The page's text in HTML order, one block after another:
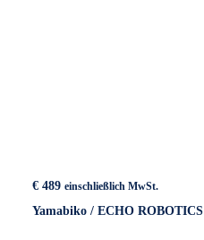
€ 489 einschließlich MwSt.
Yamabiko / ECHO ROBOTICS